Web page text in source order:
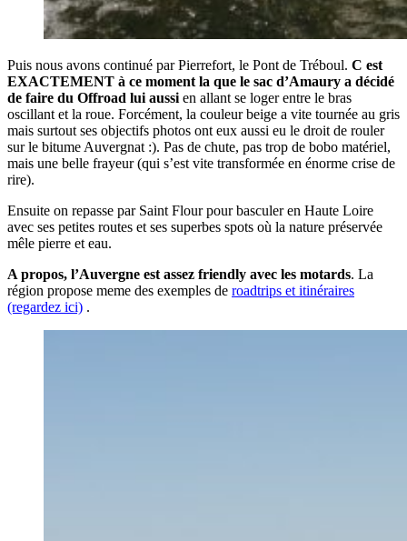
Puis nous avons continué par Pierrefort, le Pont de Tréboul. C est
EXACTEMENT à ce moment la que le sac d’Amaury a décidé
de faire du Offroad lui aussi en allant se loger entre le bras
oscillant et la roue. Forcément, la couleur beige a vite tournée au gris
mais surtout ses objectifs photos ont eux aussi eu le droit de rouler
sur le bitume Auvergnat :). Pas de chute, pas trop de bobo matériel,
mais une belle frayeur (qui s’est vite transformée en énorme crise de
rire).
Ensuite on repasse par Saint Flour pour basculer en Haute Loire
avec ses petites routes et ses superbes spots où la nature préservée
mêle pierre et eau.
A propos, l’Auvergne est assez friendly avec les motards. La
région propose meme des exemples de roadtrips et itinéraires
(regardez ici) .